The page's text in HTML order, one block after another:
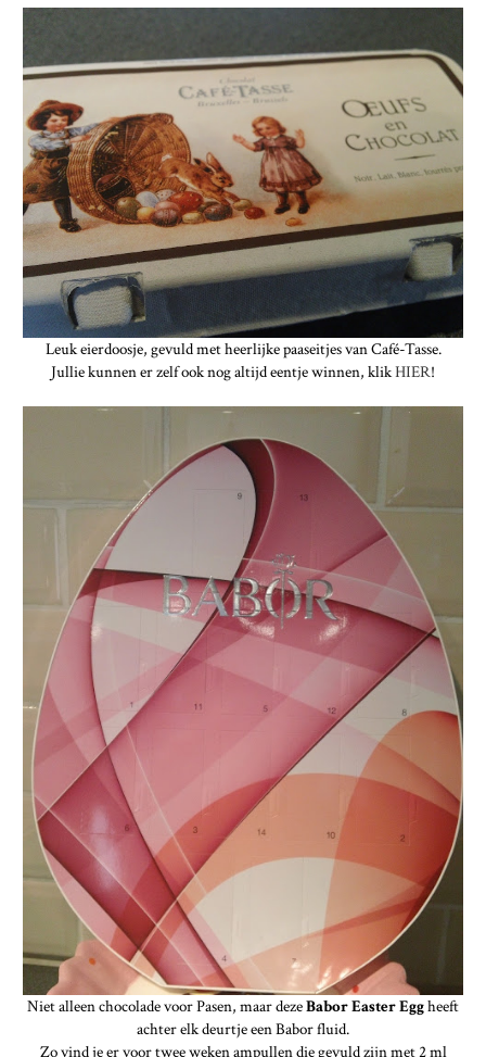
Leuk eierdoosje, gevuld met heerlijke paaseitjes van Café-Tasse.
Jullie kunnen er zelf ook nog altijd eentje winnen, klikHIER!
Niet alleen chocolade voor Pasen, maar dezeBabor Easter Eggheeft
achter elk deurtje een Babor fluid.
Zo vind je er voor twee weken ampullen die gevuld zijn met 2 ml